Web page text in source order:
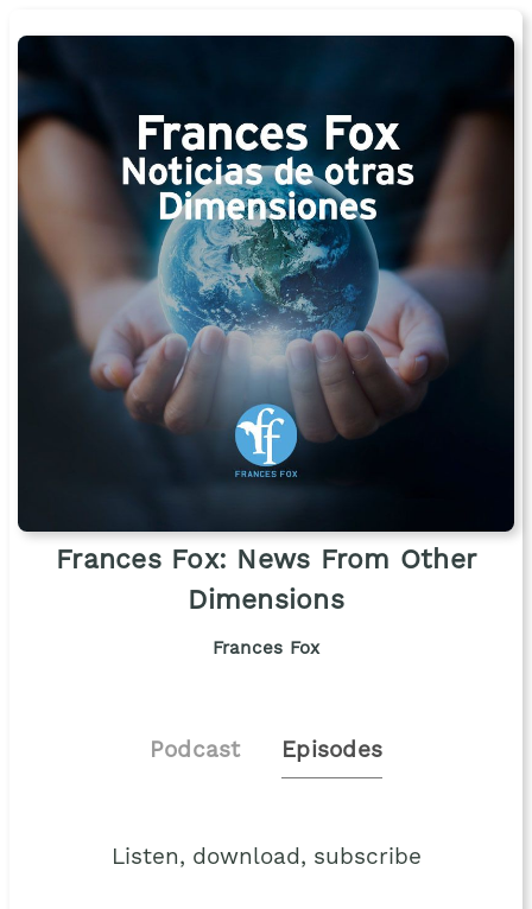
Frances Fox: News From Other
Dimensions
Frances Fox
Podcast Episodes
Listen, download, subscribe